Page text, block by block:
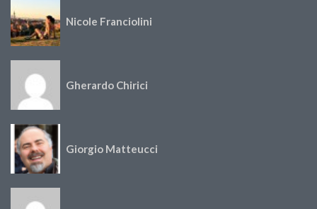
Nicole Franciolini
Gherardo Chirici
Giorgio Matteucci